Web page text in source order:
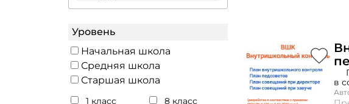
Уровень
Начальная школа
Средняя школа
Старшая школа
1 класс
8 класс
в